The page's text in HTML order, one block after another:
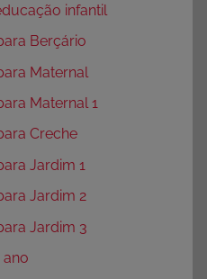
infantil
Berçário
Maternal
Maternal 1
Creche
Jardim 1
Jardim 2
Jardim 3
ano